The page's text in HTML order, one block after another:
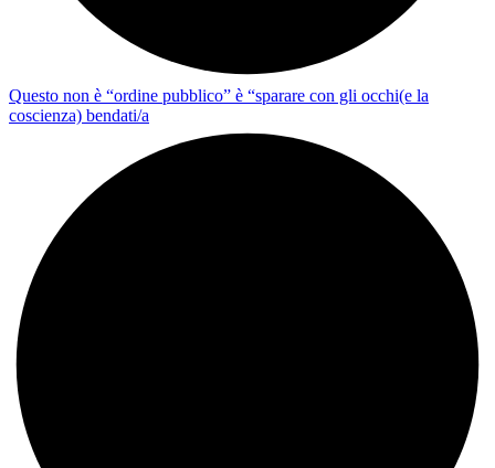
Questo non è “ordine pubblico” è “sparare con gli occhi(e la
coscienza) bendati/a